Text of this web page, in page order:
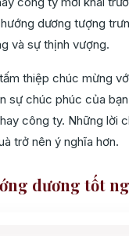
dương tượng
và sự thịnh vượng.
thiệp chúc mừng
sự chúc phúc của
công ty. Những lời
trở nên ý nghĩa hơn.
dương tốt